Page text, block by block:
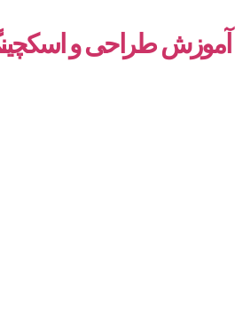
آموزش طراحی و